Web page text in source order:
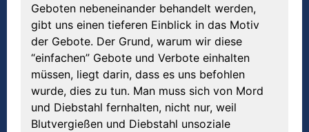
Geboten nebeneinander behandelt werden,
gibt uns einen tieferen Einblick in das Motiv
der Gebote. Der Grund, warum wir diese
“einfachen” Gebote und Verbote einhalten
müssen, liegt darin, dass es uns befohlen
wurde, dies zu tun. Man muss sich von Mord
und Diebstahl fernhalten, nicht nur, weil
Blutvergießen und Diebstahl unsoziale